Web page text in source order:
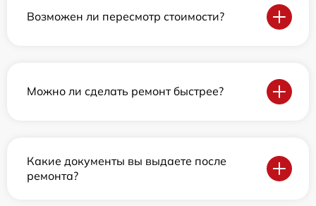
Возможен ли пересмотр стоимости?
Можно ли сделать ремонт быстрее?
Какие документы вы выдаете после
ремонта?